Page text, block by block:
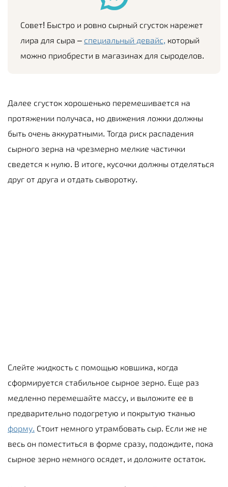
Совет! Быстро и ровно сырный сгусток нарежет
лира для сыра – специальный девайс, который
можно приобрести в магазинах для сыроделов.
Далее сгусток хорошенько перемешивается на
протяжении получаса, но движения ложки должны
быть очень аккуратными. Тогда риск распадения
сырного зерна на чрезмерно мелкие частички
сведется к нулю. В итоге, кусочки должны отделяться
друг от друга и отдать сыворотку.
Слейте жидкость с помощью ковшика, когда
сформируется стабильное сырное зерно. Еще раз
медленно перемешайте массу, и выложите ее в
предварительно подогретую и покрытую тканью
форму. Стоит немного утрамбовать сыр. Если же не
весь он поместиться в форме сразу, подождите, пока
сырное зерно немного осядет, и доложите остаток.